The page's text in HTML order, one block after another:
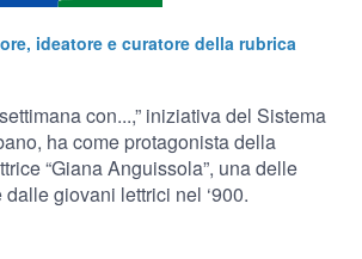
ideatore e curatore della rubrica
con...,” iniziativa del Sistema
ha come protagonista della
“Giana Anguissola”, una delle
giovani lettrici nel ‘900.